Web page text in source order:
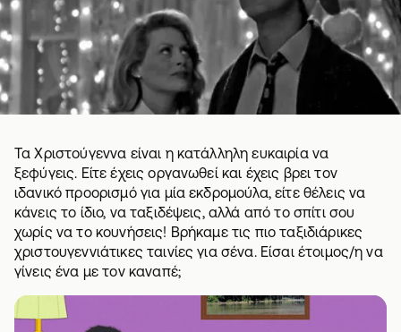
Τα Χριστούγεννα είναι η κατάλληλη ευκαιρία να
ξεφύγεις. Είτε έχεις οργανωθεί και έχεις βρει τον
ιδανικό προορισμό για μία εκδρομούλα, είτε θέλεις να
κάνεις το ίδιο, να ταξιδέψεις, αλλά από το σπίτι σου
χωρίς να το κουνήσεις! Βρήκαμε τις πιο ταξιδιάρικες
χριστουγεννιάτικες ταινίες για σένα. Είσαι έτοιμος/η να
γίνεις ένα με τον καναπέ;